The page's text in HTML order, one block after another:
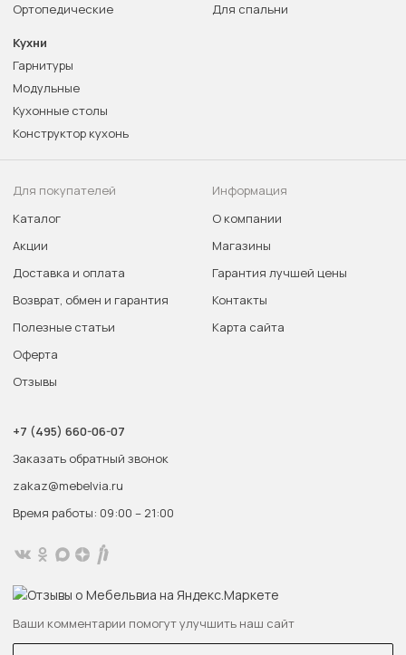
Ортопедические
Для спальни
Кухни
Гарнитуры
Модульные
Кухонные столы
Конструктор кухонь
Для покупателей
Каталог
Акции
Доставка и оплата
Возврат, обмен и гарантия
Полезные статьи
Оферта
Отзывы
Информация
О компании
Магазины
Гарантия лучшей цены
Контакты
Карта сайта
+7 (495) 660-06-07
Заказать обратный звонок
zakaz@mebelvia.ru
Время работы: 09:00 – 21:00
Ваши комментарии помогут улучшить наш сайт